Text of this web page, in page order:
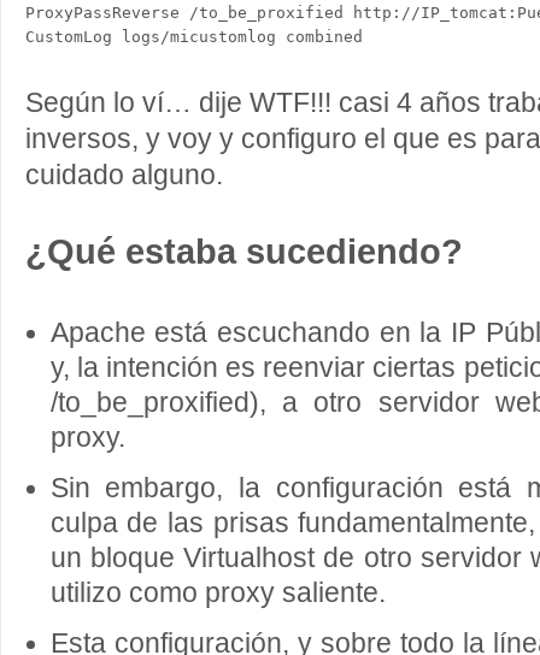
ProxyPassReverse /to_be_proxified http://
CustomLog logs/micustomlog combined
Según lo ví… dije WTF!!! casi 4 años
inversos, y voy y configuro el que es
cuidado alguno.
¿Qué estaba sucediendo?
Apache está escuchando en la IP
y, la intención es reenviar ciertas
/to_be_proxified), a otro servidor
proxy.
Sin embargo, la configuración está
culpa de las prisas
un bloque Virtualhost de otro servidor
utilizo como proxy saliente.
Esta configuración, y sobre todo la